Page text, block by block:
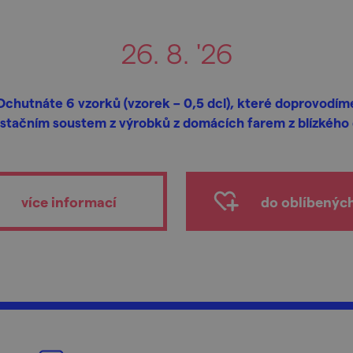
26. 8. '26
6 vzorků (vzorek – 0,5 dcl), které
soustem z výrobků z domácích farem z blízkého
více informací do